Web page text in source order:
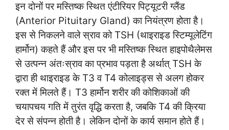
इन दोनों पर मस्तिष्क स्थित एंटीरियर पिट्यूटरी ग्लैंड
(Anterior Pituitary Gland) का नियंत्रण होता है।
इस से निकलने वाले स्राव को TSH (थाइराइड स्टिम्यूलेटिंग
हार्मोन) कहते हैं और इस पर भी मस्तिष्क स्थित हाइपोथैलेमस
से उत्पन्न अंतःस्राव का प्रभाव पड़ता है अर्थात् TSH के
द्वारा ही थाइराइड के T3 व T4 कोलाइड्स से अलग होकर
रक्त में मिलते हैं। T3 हार्मोन शरीर की कोशिकाओं की
चयापचय गति में तुरंत वृद्धि करता है, जबकि T4 की क्रिया
देर से संपन्न होती है। लेकिन दोनों के कार्य समान होते हैं।